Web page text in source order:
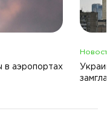
в аэропортах